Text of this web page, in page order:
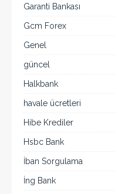
Garanti Bankası
Gcm Forex
Genel
güncel
Halkbank
havale ücretleri
Hibe Krediler
Hsbc Bank
İban Sorgulama
İng Bank